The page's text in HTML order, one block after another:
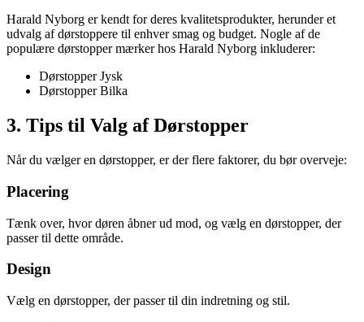
Harald Nyborg er kendt for deres kvalitetsprodukter, herunder et
udvalg af dørstoppere til enhver smag og budget. Nogle af de
populære dørstopper mærker hos Harald Nyborg inkluderer:
Dørstopper Jysk
Dørstopper Bilka
3. Tips til Valg af Dørstopper
Når du vælger en dørstopper, er der flere faktorer, du bør overveje:
Placering
Tænk over, hvor døren åbner ud mod, og vælg en dørstopper, der
passer til dette område.
Design
Vælg en dørstopper, der passer til din indretning og stil.